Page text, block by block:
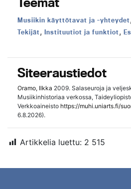
Teema:
Musiikin käyttötavat ja -yhteydet,
Teema:
Tekijät, Teema:
Instituutiot ja funktiot,
Siteeraustiedot
Oramo, Ilkka 2009. Salaseuroja ja
Musiikinhistoriaa verkossa,
Verkkoaineisto https://muhi.uniarts.fi/
6.8.2026).
Artikkelia luettu: 2 515